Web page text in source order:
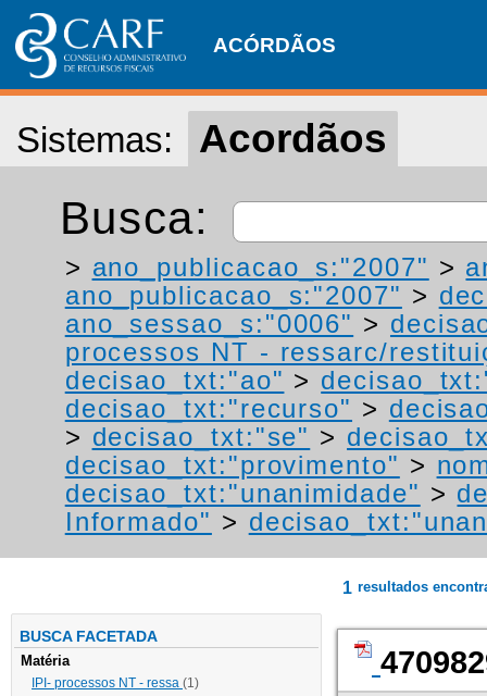
ACÓRDÃOS
Sistemas: Acordãos
Busca:
> ano_publicacao_s:"2007" >
ano_publicacao_s:"2007" >
ano_sessao_s:"0006" >
processos NT - ressarc/
decisao_txt:"ao" >
decisao_txt:"recurso" >
> decisao_txt:"se" >
decisao_txt:"provimento" >
decisao_txt:"unanimidade" >
Informado" >
BUSCA FACETADA
Matéria
IPI- processos NT - ressa (1)
1 resultados